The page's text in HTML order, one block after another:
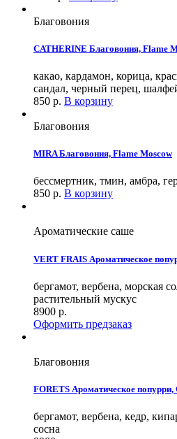
Благовония
CATHERINE Благовония, Flame
какао, кардамон, корица,
сандал, черный перец,
850 р. В корзину
Благовония
MIRA Благовония, Flame Moscow
бессмертник, тмин, амбра,
850 р. В корзину
Ароматические саше
VERT FRAIS Ароматическое
бергамот, вербена, морская
растительный мускус
8900 р.
Оформить предзаказ
Благовония
FORETS Ароматическое
бергамот, вербена, кедр,
сосна